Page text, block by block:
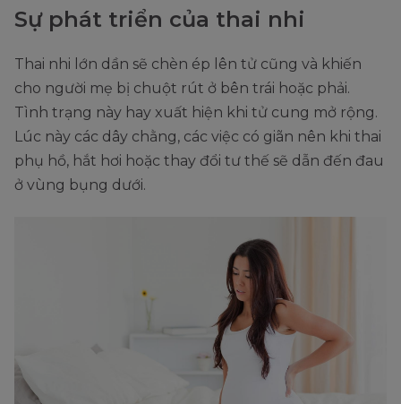
Sự phát triển của thai nhi
Thai nhi lớn dần sẽ chèn ép lên tử cũng và khiến
cho người mẹ bị chuột rút ở bên trái hoặc phải.
Tình trạng này hay xuất hiện khi tử cung mở rộng.
Lúc này các dây chằng, các việc có giãn nên khi thai
phụ hồ, hắt hơi hoặc thay đổi tư thế sẽ dẫn đến đau
ở vùng bụng dưới.